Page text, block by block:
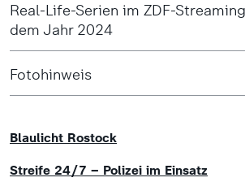
Real-Life-Serien im ZDF-
dem Jahr 2024
Fotohinweis
Blaulicht Rostock
Streife 24/7 – Polizei im Einsatz